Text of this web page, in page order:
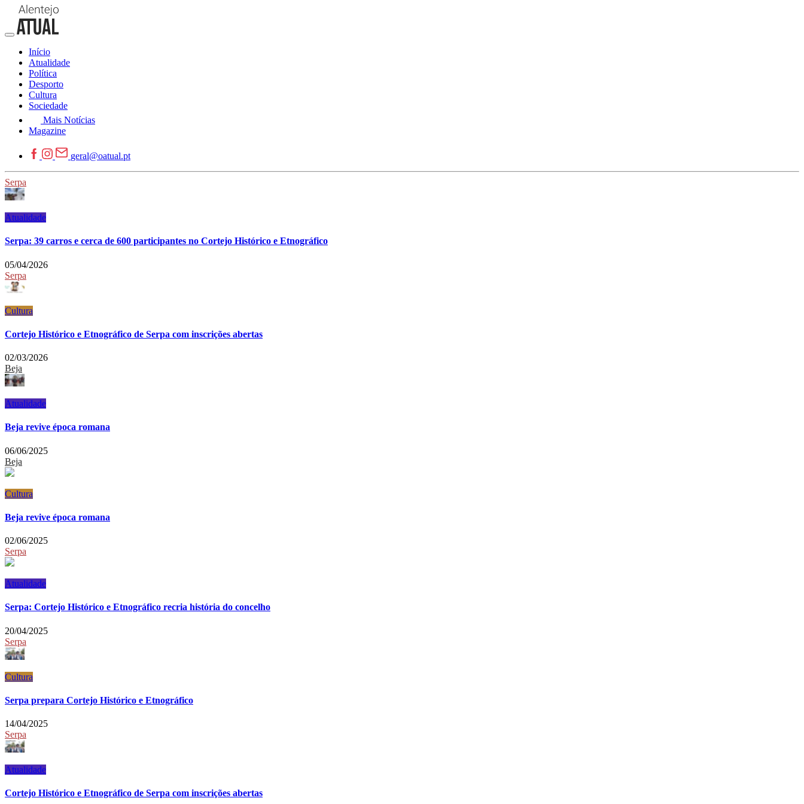
Início
Atualidade
Política
Desporto
Cultura
Sociedade
Mais Notícias
Magazine
geral@oatual.pt
Serpa
Atualidade
Serpa: 39 carros e cerca de 600 participantes no Cortejo Histórico e Etnográfico
05/04/2026
Serpa
Cultura
Cortejo Histórico e Etnográfico de Serpa com inscrições abertas
02/03/2026
Beja
Atualidade
Beja revive época romana
06/06/2025
Beja
Cultura
Beja revive época romana
02/06/2025
Serpa
Atualidade
Serpa: Cortejo Histórico e Etnográfico recria história do concelho
20/04/2025
Serpa
Cultura
Serpa prepara Cortejo Histórico e Etnográfico
14/04/2025
Serpa
Atualidade
Cortejo Histórico e Etnográfico de Serpa com inscrições abertas